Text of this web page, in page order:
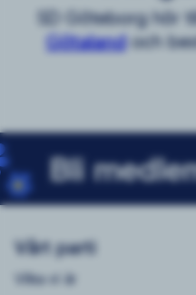
SD Göteborg hör
Götalandoch
Bli
Vårt parti
Vilka vi är